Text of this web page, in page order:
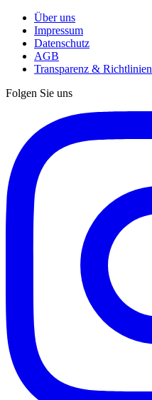
Über uns
Impressum
Datenschutz
AGB
Transparenz & Richtlinien
Folgen Sie uns